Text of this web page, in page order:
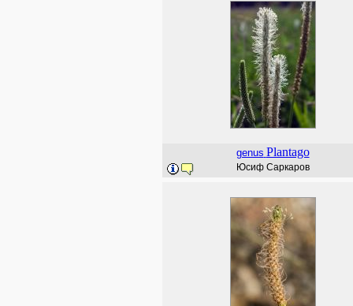
genus Plantago
Юсиф Саркаров